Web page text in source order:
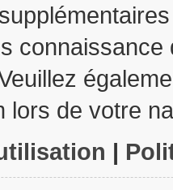
lors de votre
|